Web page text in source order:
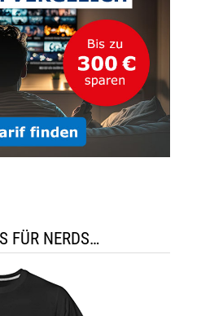
FÜR NERDS…